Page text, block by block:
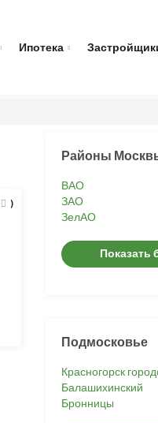
Ипотека
)
Районы
ВАО
ЗАО
ЗелАО
Показать
Подмосковье
Красногорск
Балашихинский
Бронницы